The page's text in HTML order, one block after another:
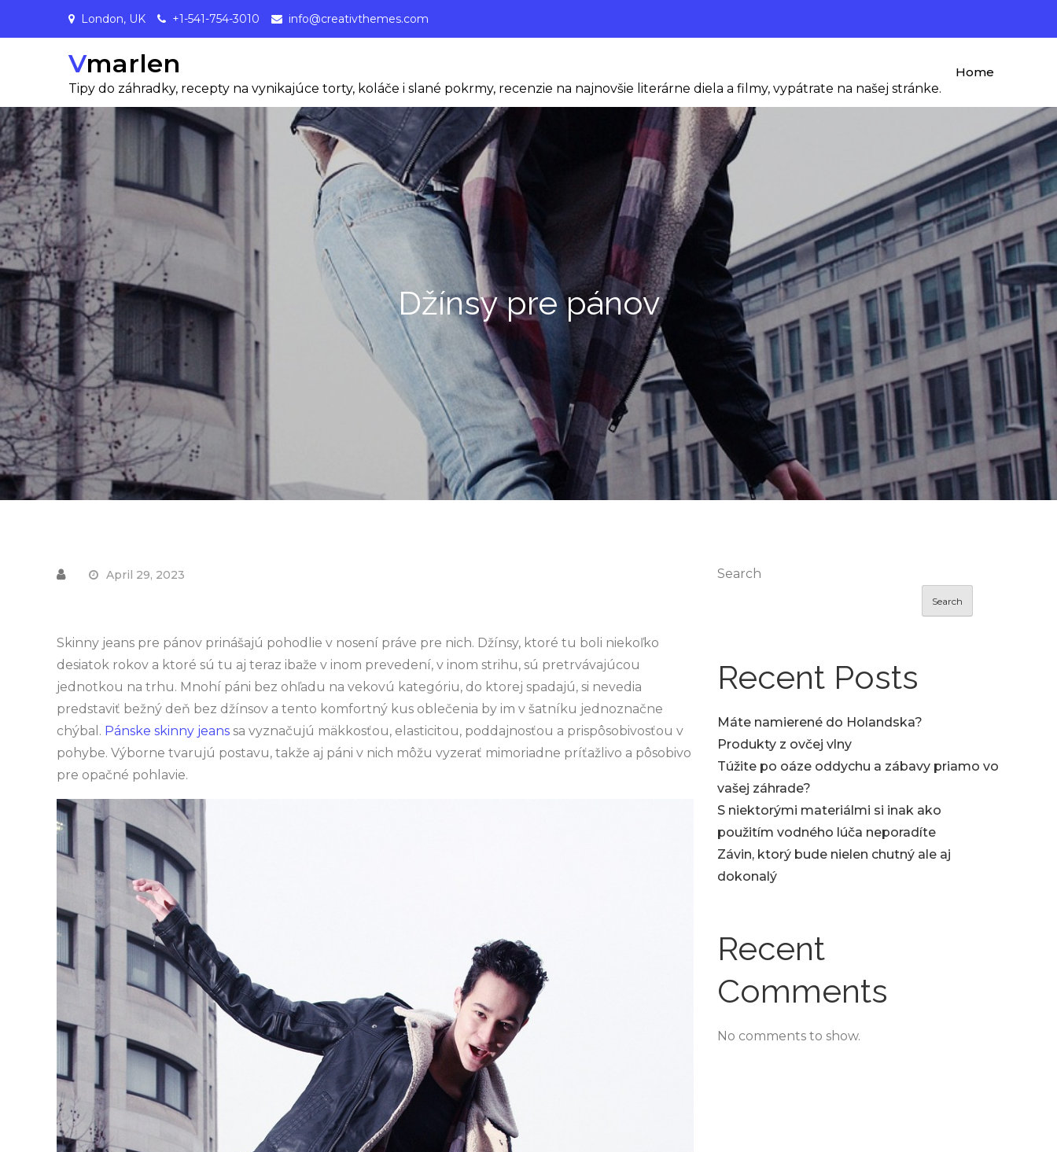
London, UK +1-541-754-3010 info@creativthemes.com
Vmarlen
Tipy do záhradky, recepty na vynikajúce torty, koláče i slané pokrmy, recenzie na najnovšie literárne diela a filmy, vypátrate na našej stránke.
Home
Džínsy pre pánov
April 29, 2023
Skinny jeans pre pánov prinášajú pohodlie v nosení práve pre nich. Džínsy, ktoré tu boli niekoľko
desiatok rokov a ktoré sú tu aj teraz ibaže v inom prevedení, v inom strihu, sú pretrvávajúcou
jednotkou na trhu. Mnohí páni bez ohľadu na vekovú kategóriu, do ktorej spadajú, si nevedia
predstaviť bežný deň bez džínsov a tento komfortný kus oblečenia by im v šatníku jednoznačne
chýbal. Pánske skinny jeans sa vyznačujú mäkkosťou, elasticitou, poddajnosťou a prispôsobivosťou v
pohybe. Výborne tvarujú postavu, takže aj páni v nich môžu vyzerať mimoriadne príťažlivo a pôsobivo
pre opačné pohlavie.
Search
Search
Recent Posts
Máte namierené do Holandska?
Produkty z ovčej vlny
Túžite po oáze oddychu a zábavy priamo vo
vašej záhrade?
S niektorými materiálmi si inak ako
použitím vodného lúča neporadíte
Závin, ktorý bude nielen chutný ale aj
dokonalý
Recent
Comments
No comments to show.